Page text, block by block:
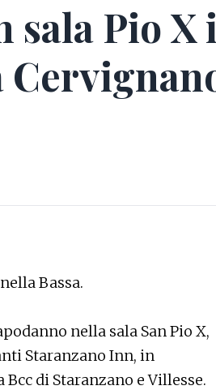
sala Pio
Bassa.
nella sala San Pio X,
Staranzano Inn, in
di Staranzano e Villesse.